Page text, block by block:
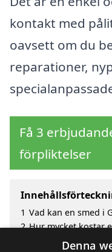
kontakt med
oavsett om du
reparationer,
Få 3
förpliktelser
1 Vad kan en smed i
2 Hur mycket kostar
Fördelar med att
Denna